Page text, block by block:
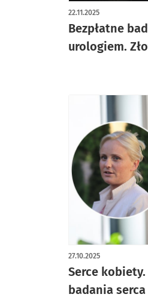
Bezpłatne
urologiem.
22.11.2025
Serce
badania
27.10.2025